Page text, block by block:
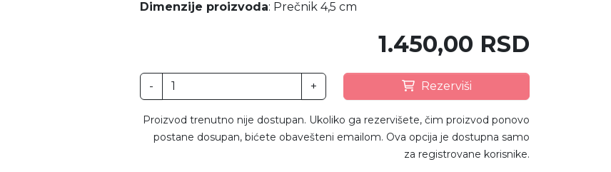
Dimenzije proizvoda: Prečnik 4,5 cm
1.450,00 RSD
- + Rezerviši
Proizvod trenutno nije dostupan. Ukoliko ga rezervišete, čim proizvod ponovo
postane dosupan, bićete obavešteni emailom. Ova opcija je dostupna samo
za registrovane korisnike.